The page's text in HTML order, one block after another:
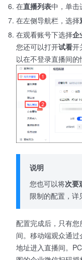
在直播列表中，单击
在左侧导航栏，选择
在观看账号下选择企
您还可以打开试看开
以在不登录直播间
说明
您也可以将次要
限制的配置，详
配置完成后，只有
间。移动端观众通
地址进入直播间。